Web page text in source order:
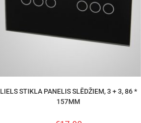
LIELS STIKLA PANELIS SLĒDŽIEM, 3 + 3, 86 *
157MM